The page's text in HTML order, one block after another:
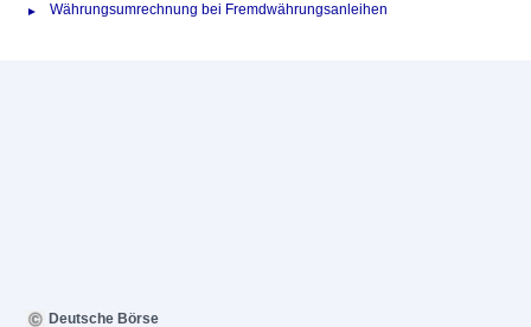
Währungsumrechnung bei Fremdwährungsanleihen
Deutsche Börse